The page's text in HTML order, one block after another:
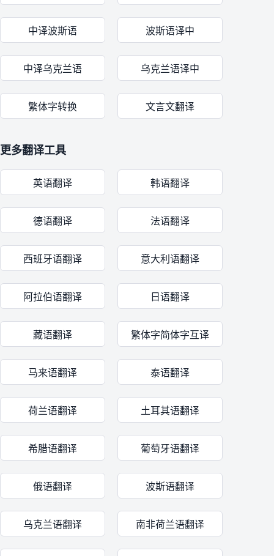
中译波斯语 波斯语译中
中译乌克兰语 乌克兰语译中
繁体字转换 文言文翻译
更多翻译工具
英语翻译 韩语翻译
德语翻译 法语翻译
西班牙语翻译 意大利语翻译
阿拉伯语翻译 日语翻译
藏语翻译 繁体字简体字互译
马来语翻译 泰语翻译
荷兰语翻译 土耳其语翻译
希腊语翻译 葡萄牙语翻译
俄语翻译 波斯语翻译
乌克兰语翻译 南非荷兰语翻译